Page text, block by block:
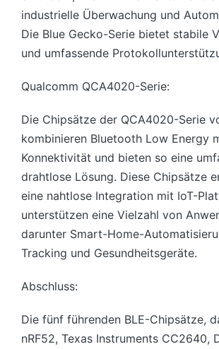
industrielle Überwachung und
Die Blue Gecko-Serie bietet stabile
und umfassende
Qualcomm QCA4020-Serie:
Die Chipsätze der QCA4020-Serie
kombinieren Bluetooth Low Energy
Konnektivität und bieten so eine
drahtlose Lösung. Diese Chipsätze
eine nahtlose Integration mit IoT-
unterstützen eine Vielzahl von
darunter Smart-Home-
Tracking und Gesundheitsgeräte.
Abschluss:
Die fünf führenden BLE-Chipsätze,
nRF52, Texas Instruments CC2640,